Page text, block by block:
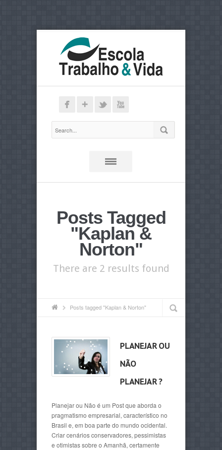
Posts Tagged
"Kaplan &
Norton"
There are 2 results found
Posts tagged "Kaplan & Norton"
PLANEJAR OU
NÃO
PLANEJAR ?
Planejar ou Não é um Post que aborda o
pragmatismo empresarial, característico no
Brasil e, em boa parte do mundo ocidental.
Criar cenários conservadores, pessimistas
e otimistas sobre o Amanhã, certamente